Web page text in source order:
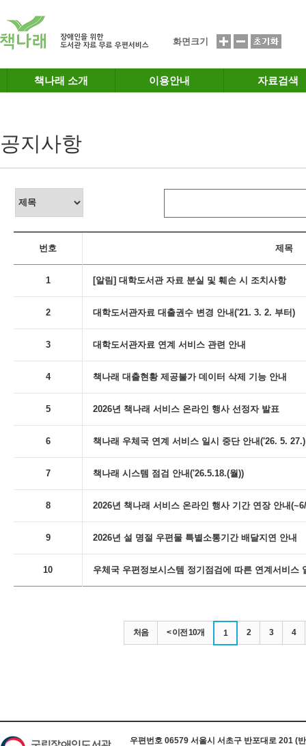
화면크기
책나래 소개 이용안내 자료검색
공지사항
번호 제목
1 [알림] 대학도서관 자료 분실 및 훼손 시 조치사항
2 대학도서관자료 대출권수 변경 안내('21. 3. 2. 부터)
3 대학도서관자료 연계 서비스 관련 안내
4 책나래 대출현황 제공불가 데이터 삭제 기능 안내
5 2026년 책나래 서비스 온라인 행사 선정자 발표
6 책나래 우체국 연계 서비스 일시 중단 안내('26. 5. 27.)
7 책나래 시스템 점검 안내('26.5.18.(월))
8 2026년 책나래 서비스 온라인 행사 기간 연장 안내
9 2026년 설 명절 우편물 특별소통기간 배달지연 안내
10 우체국 우편정보시스템 정기점검에 따른 연계서비스
처음 < 이전 10개 1 2 3 4
우편번호 06579 서울시 서초구 반포대로 201 (